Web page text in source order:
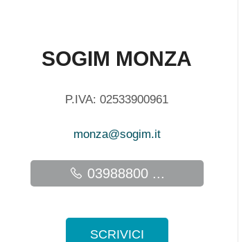
SOGIM MONZA
P.IVA: 02533900961
monza@sogim.it
03988800 ...
SCRIVICI